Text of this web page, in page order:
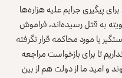
پیگیری جرایم علیه هزاره‌ها
به قتل رسیده‌اند، فراموش
یا مورد محاکمه قرار نگرفته
تا برای بازخواست مراجعه
و امید ما از دولت هم از بین